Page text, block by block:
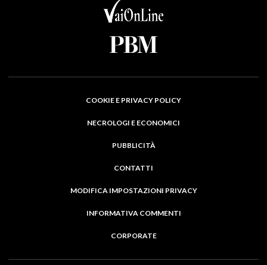
COOKIE E PRIVACY POLICY
NECROLOGI E ECONOMICI
PUBBLICITÀ
CONTATTI
MODIFICA IMPOSTAZIONI PRIVACY
INFORMATIVA COMMENTI
CORPORATE